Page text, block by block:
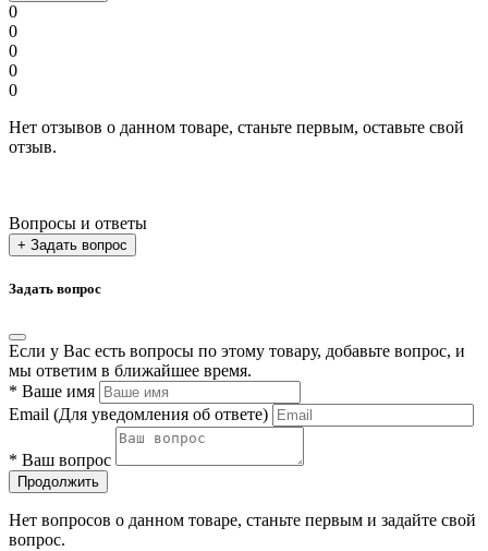
0
0
0
0
0
Нет отзывов о данном товаре, станьте первым, оставьте свой
отзыв.
Вопросы и ответы
+ Задать вопрос
Задать вопрос
Если у Вас есть вопросы по этому товару, добавьте вопрос, и
мы ответим в ближайшее время.
* Ваше имя
Email (Для уведомления об ответе)
* Ваш вопрос
Продолжить
Нет вопросов о данном товаре, станьте первым и задайте свой
вопрос.